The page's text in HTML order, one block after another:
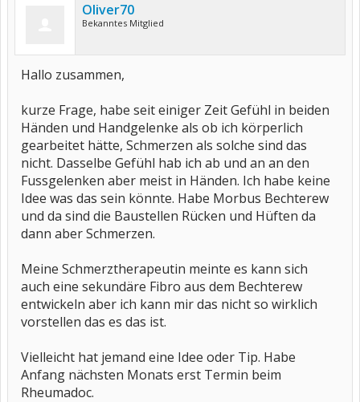
Oliver70
Bekanntes Mitglied
Hallo zusammen,
kurze Frage, habe seit einiger Zeit Gefühl in beiden
Händen und Handgelenke als ob ich körperlich
gearbeitet hätte, Schmerzen als solche sind das
nicht. Dasselbe Gefühl hab ich ab und an an den
Fussgelenken aber meist in Händen. Ich habe keine
Idee was das sein könnte. Habe Morbus Bechterew
und da sind die Baustellen Rücken und Hüften da
dann aber Schmerzen.
Meine Schmerztherapeutin meinte es kann sich
auch eine sekundäre Fibro aus dem Bechterew
entwickeln aber ich kann mir das nicht so wirklich
vorstellen das es das ist.
Vielleicht hat jemand eine Idee oder Tip. Habe
Anfang nächsten Monats erst Termin beim
Rheumadoc.